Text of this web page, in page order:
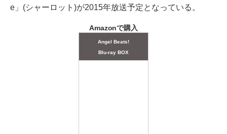
e」(シャーロット)が2015年放送予定となっている。
Amazonで購入
Angel Beats!
Blu-ray BOX